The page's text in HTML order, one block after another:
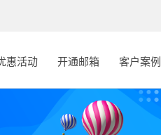
惠活动 开通邮箱 客户案例